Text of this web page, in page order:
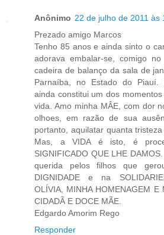
Anônimo 22 de julho de 2011 às
Prezado amigo Marcos
Tenho 85 anos e ainda sinto o
adorava embalar-se, comigo
cadeira de balanço da sala de
Parnaíba, no Estado do Piauí.
ainda constitui um dos
vida. Amo minha MÂE, com dor
olhoes, em razão de sua
portanto, aquilatar quanta
Mas, a VIDA é isto, é
SIGNIFICADO QUE LHE
querida pelos filhos que
DIGNIDADE e na
OLÍVIA, MINHA HOMENAGEM E
CIDADÃ E DOCE MÃE.
Edgardo Amorim Rego
Responder